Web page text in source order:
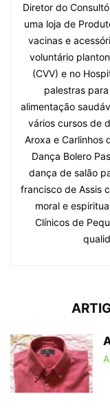
Diretor do
uma loja de
vacinas e
voluntário
(CVV) e no
palestras
alimentação
vários cursos de
Aroxa e Carlinhos
Dança Bolero
dança de salão
francisco de Assis
moral e
Clínicos de